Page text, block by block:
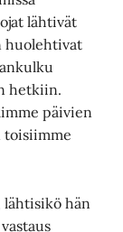
lähtivät
huolehtivat
hetkiin.
päivien
toisiimme
lähtisikö hän